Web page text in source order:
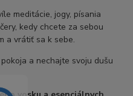
meditácie, jogy, písania
kedy chcete za sebou
a vrátiť sa k sebe.
a nechajte svoju dušu